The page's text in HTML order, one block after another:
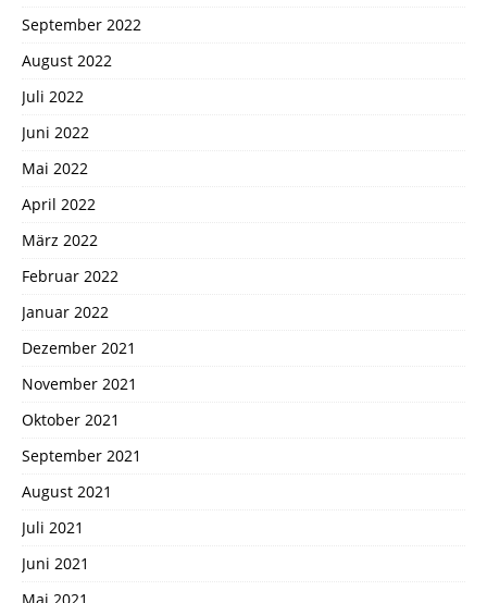
September 2022
August 2022
Juli 2022
Juni 2022
Mai 2022
April 2022
März 2022
Februar 2022
Januar 2022
Dezember 2021
November 2021
Oktober 2021
September 2021
August 2021
Juli 2021
Juni 2021